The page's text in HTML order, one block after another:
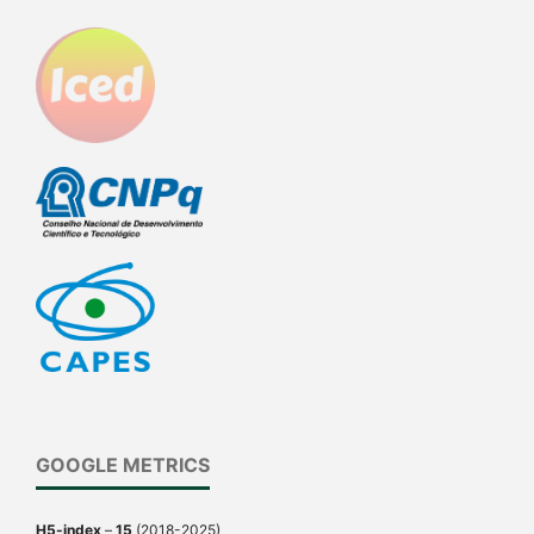
GOOGLE METRICS
H5-index – 15 (2018-2025)